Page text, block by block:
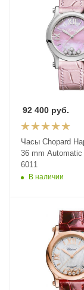
Часы Chopard
36 mm Automatic
6011
В наличии
92 400 руб.